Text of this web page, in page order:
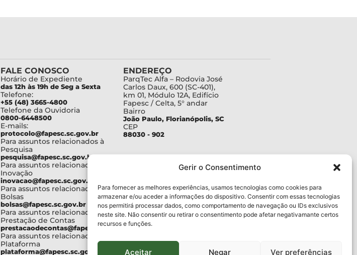
Gerir o Consentimento
Para fornecer as melhores experiências, usamos tecnologias como cookies para
armazenar e/ou aceder a informações do dispositivo. Consentir com essas tecnologias
nos permitirá processar dados, como comportamento de navegação ou IDs exclusivos
neste site. Não consentir ou retirar o consentimento pode afetar negativamante certos
recursos e funções.
Aceitar Negar Ver preferências
FALE CONOSCO
Horário de Expediente
das 12h às 19h de Seg a Sexta
Telefone:
+55 (48) 3665-4800
Telefone da Ouvidoria
0800-6448500
E-mails:
protocolo@fapesc.sc.gov.br
Para assuntos relacionados à
Pesquisa
pesquisa@fapesc.sc.gov.br
Para assuntos relacionados à
Inovação
inovacao@fapesc.sc.gov.br
Para assuntos relacionados à
Bolsas
bolsas@fapesc.sc.gov.br
Para assuntos relacionados à
Prestação de Contas
prestacaodecontas@fapesc.sc.gov.br
Para assuntos relacionados à
Plataforma
plataforma@fapesc.sc.gov.br
ENDEREÇO
ParqTec Alfa – Rodovia José
Carlos Daux, 600 (SC-401),
km 01, Módulo 12A, Edifício
Fapesc / Celta, 5° andar
Bairro
João Paulo, Florianópolis, SC
CEP
88030 - 902